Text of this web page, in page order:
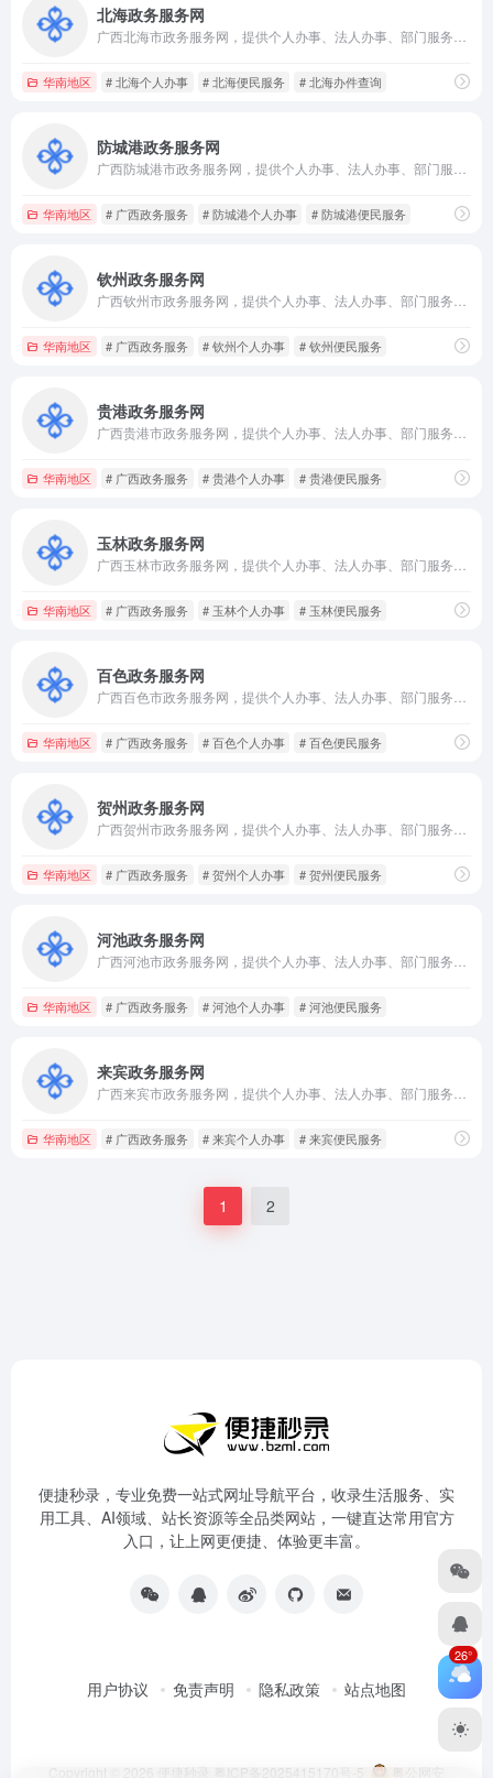
北海政务服务网
华南地区 # 北海个人办事 # 北海便民服务 # 北海办件查询
防城港政务服务网
华南地区 # 广西政务服务 # 防城港个人办事 # 防城港便民服务
钦州政务服务网
华南地区 # 广西政务服务 # 钦州个人办事 # 钦州便民服务
贵港政务服务网
华南地区 # 广西政务服务 # 贵港个人办事 # 贵港便民服务
玉林政务服务网
华南地区 # 广西政务服务 # 玉林个人办事 # 玉林便民服务
百色政务服务网
华南地区 # 广西政务服务 # 百色个人办事 # 百色便民服务
贺州政务服务网
华南地区 # 广西政务服务 # 贺州个人办事 # 贺州便民服务
河池政务服务网
华南地区 # 广西政务服务 # 河池个人办事 # 河池便民服务
来宾政务服务网
华南地区 # 广西政务服务 # 来宾个人办事 # 来宾便民服务
1 2
便捷秒录，专业免费一站式网址导航平台，收录生活服务、实
用工具、AI领域、站长资源等全品类网站，一键直达常用官方
入口，让上网更便捷、体验更丰富。
用户协议 免责声明 隐私政策 站点地图
Copyright © 2026 便捷秒录 粤ICP备2025415170号-5 粤公网安
26°